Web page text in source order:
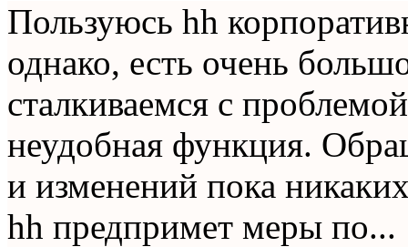
Пользуюсь hh
однако, есть очень
сталкиваемся с
неудобная функция.
и изменений пока
hh предпримет меры по...